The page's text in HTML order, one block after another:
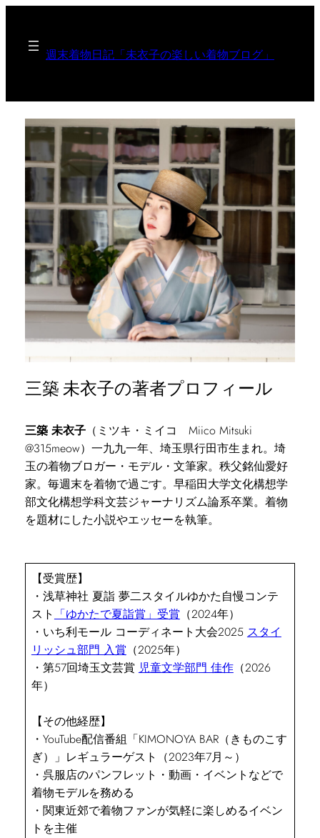
週末着物日記「未衣子の楽しい着物ブログ」
三築 未衣子の著者プロフィール
三築 未衣子（ミツキ・ミイコ Miico Mitsuki
@315meow）一九九一年、埼玉県行田市生まれ。埼
玉の着物ブロガー・モデル・文筆家。秩父銘仙愛好
家。毎週末を着物で過ごす。早稲田大学文化構想学
部文化構想学科文芸ジャーナリズム論系卒業。着物
を題材にした小説やエッセーを執筆。
【受賞歴】
・浅草神社 夏詣 夢二スタイルゆかた自慢コンテ
スト 「ゆかたで夏詣賞」受賞 （2024年）
・いち利モール コーディネート大会2025 スタイ
リッシュ部門 入賞 （2025年）
・第57回埼玉文芸賞 児童文学部門 佳作（2026
年）
【その他経歴】
・YouTube配信番組「KIMONOYA BAR（きものこす
ぎ）」レギュラーゲスト（2023年7月～）
・呉服店のパンフレット・動画・イベントなどで
着物モデルを務める
・関東近郊で着物ファンが気軽に楽しめるイベン
トを主催